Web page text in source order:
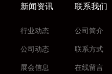
新闻资讯
行业动态
公司动态
展会信息
联系我们
公司简介
联系方式
在线留言